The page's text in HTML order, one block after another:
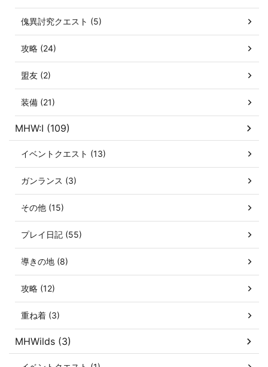
傀異討究クエスト (5)
攻略 (24)
盟友 (2)
装備 (21)
MHW:I (109)
イベントクエスト (13)
ガンランス (3)
その他 (15)
プレイ日記 (55)
導きの地 (8)
攻略 (12)
重ね着 (3)
MHWilds (3)